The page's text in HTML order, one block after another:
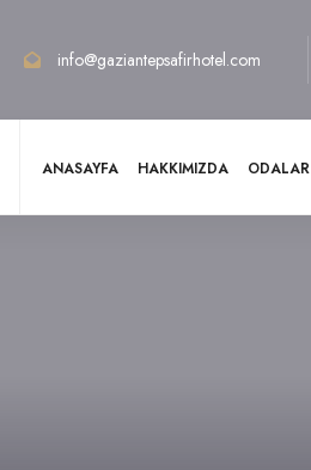
info@gaziantepsafirhotel.com
ANASAYFA HAKKIMIZDA ODALAR